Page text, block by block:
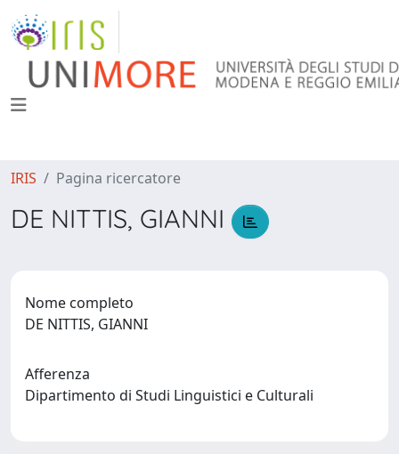
IRIS Pagina ricercatore
DE NITTIS, GIANNI
Nome completo
DE NITTIS, GIANNI
Afferenza
Dipartimento di Studi Linguistici e Culturali